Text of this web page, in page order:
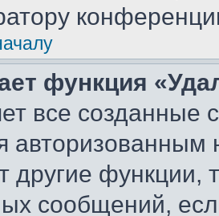
функция
все созданные
другие функции,
сообщений,